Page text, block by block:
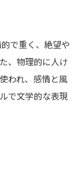
で重く、絶望や
、物理的に人け
われ、感情と風
で文学的な表現